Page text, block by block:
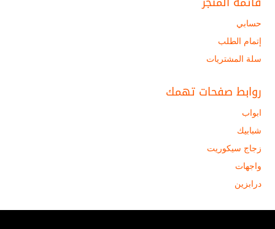
حسابي
إتمام الطلب
سلة المشتريات
روابط صفحات تهمك
ابواب
شبابيك
زجاج سيكوريت
واجهات
درابزين